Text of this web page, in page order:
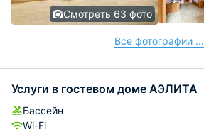
Смотреть 63 фото
Все фотографии ...
Услуги в гостевом доме АЭЛИТА
Бассейн
Wi-Fi